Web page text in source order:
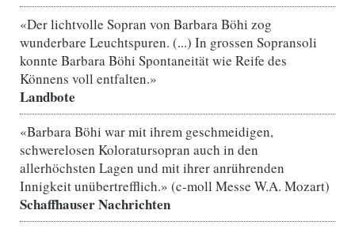
«Der lichtvolle Sopran von Barbara Böhi zog
wunderbare Leuchtspuren. (...) In grossen Sopransoli
konnte Barbara Böhi Spontaneität wie Reife des
Könnens voll entfalten.»
Landbote
«Barbara Böhi war mit ihrem geschmeidigen,
schwerelosen Koloratursopran auch in den
allerhöchsten Lagen und mit ihrer anrührenden
Innigkeit unübertrefflich.» (c-moll Messe W.A. Mozart)
Schaffhauser Nachrichten